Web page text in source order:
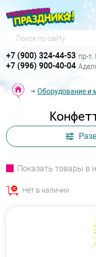
Поиск по сайту
+7 (900) 324-44-53 пр-
+7 (996) 900-40-04
Оборудование и
Показать товары в
Нет в наличии